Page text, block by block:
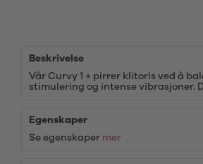
Beskrivelse
Vår Curvy 1 + pirrer klitoris ved å
stimulering og intense vibrasjoner.
Egenskaper
Se egenskaper mer